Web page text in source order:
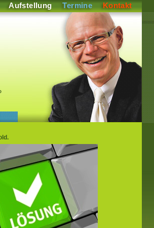
Aufstellung Termine Kontakt